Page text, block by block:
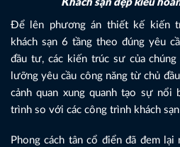
Khách sạn đẹp kiểu
Để lên phương án thiết kế kiến
khách sạn 6 tầng theo đúng yêu
đầu tư, các kiến trúc sư của
lưỡng yêu cầu công năng từ chủ
cảnh quan xung quanh tạo sự nổi
trình so với các công trình khách sạn
Phong cách tân cổ điển đã đem